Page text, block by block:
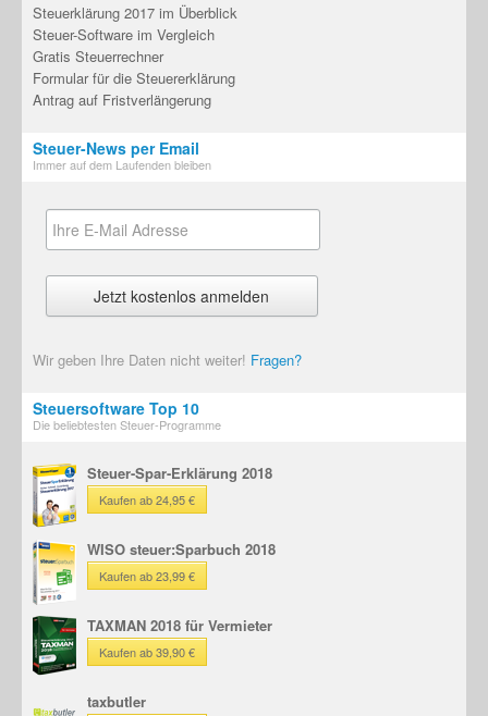
Steuerklärung 2017 im Überblick
Steuer-Software im Vergleich
Gratis Steuerrechner
Formular für die Steuererklärung
Antrag auf Fristverlängerung
Steuer-News per Email
Immer auf dem Laufenden bleiben
Wir geben Ihre Daten nicht weiter! Fragen?
Steuersoftware Top 10
Die beliebtesten Steuer-Programme
Steuer-Spar-Erklärung 2018
Kaufen ab 24,95 €
WISO steuer:Sparbuch 2018
Kaufen ab 23,99 €
TAXMAN 2018 für Vermieter
Kaufen ab 39,90 €
taxbutler